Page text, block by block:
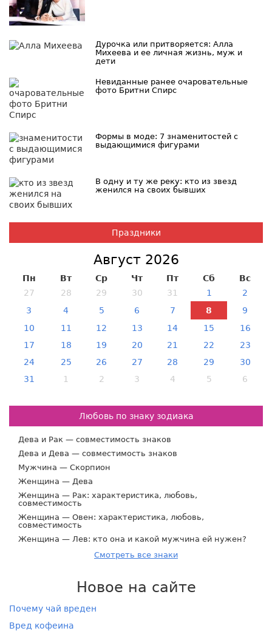
Дурочка или притворяется: Алла
Михеева и ее личная жизнь, муж и
дети
Невиданные ранее очаровательные
фото Бритни Спирс
Формы в моде: 7 знаменитостей с
выдающимися фигурами
В одну и ту же реку: кто из звезд
женился на своих бывших
Праздники
Август 2026
Пн Вт Ср Чт Пт Сб
Вс
27
28 29 30 31 1
2
3
4 5 6 7 8
9
10
11 12 13 14 15
16
17
18 19 20 21 22
23
24
25 26 27 28 29
30
31
1 2 3 4 5 6
Любовь по знаку зодиака
Дева и Рак — совместимость знаков
Дева и Дева — совместимость знаков
Мужчина — Скорпион
Женщина — Дева
Женщина — Рак: характеристика, любовь,
совместимость
Женщина — Овен: характеристика, любовь,
совместимость
Женщина — Лев: кто она и какой мужчина ей нужен?
Смотреть все знаки
Новое на сайте
Почему чай вреден
Вред кофеина